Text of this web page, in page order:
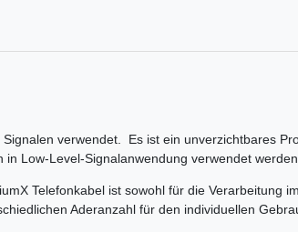
verwendet. Es ist ein unverzichtbares
Low-Level-Signalanwendung verwendet werden.
Telefonkabel ist sowohl für die Verarbeitung im
Aderanzahl für den individuellen